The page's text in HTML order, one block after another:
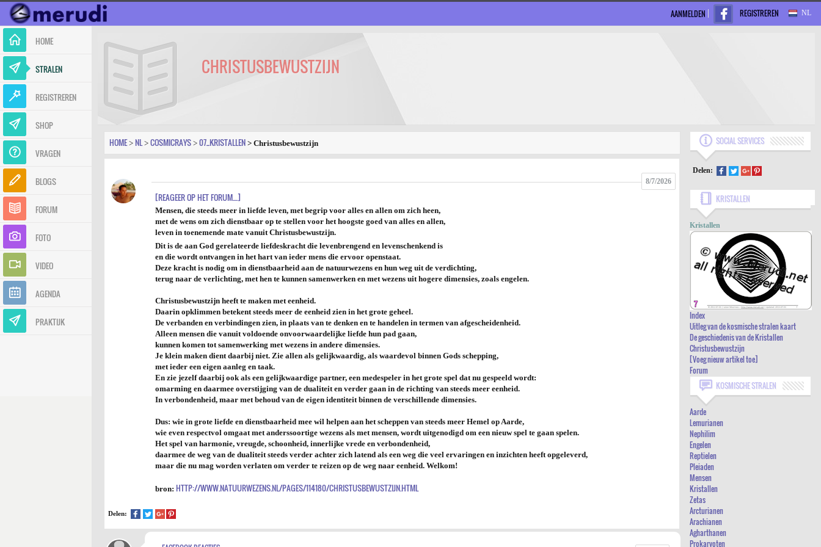
HOME
STRALEN
REGISTREREN
SHOP
VRAGEN
BLOGS
FORUM
FOTO
VIDEO
AGENDA
PRAKTIJK
AANMELDEN REGISTREREN NL
CHRISTUSBEWUSTZIJN
HOME > NL > COSMICRAYS > 07_KRISTALLEN > Christusbewustzijn
8/7/2026
[REAGEER OP HET FORUM....]
Mensen, die steeds meer in liefde leven, met begrip voor alles en allen om zich heen,
met de wens om zich dienstbaar op te stellen voor het hoogste goed van alles en allen,
leven in toenemende mate vanuit Christusbewustzijn.
Dit is de aan God gerelateerde liefdeskracht die levenbrengend en levenschenkend is
en die wordt ontvangen in het hart van ieder mens die ervoor openstaat.
Deze kracht is nodig om in dienstbaarheid aan de natuurwezens en hun weg uit de verdichting,
terug naar de verlichting, met hen te kunnen samenwerken en met wezens uit hogere dimensies, zoals engelen.
Christusbewustzijn heeft te maken met eenheid.
Daarin opklimmen betekent steeds meer de eenheid zien in het grote geheel.
De verbanden en verbindingen zien, in plaats van te denken en te handelen in termen van afgescheidenheid.
Alleen mensen die vanuit voldoende onvoorwaardelijke liefde hun pad gaan,
kunnen komen tot samenwerking met wezens in andere dimensies.
Je klein maken dient daarbij niet. Zie allen als gelijkwaardig, als waardevol binnen Gods schepping,
met ieder een eigen aanleg en taak.
En zie jezelf daarbij ook als een gelijkwaardige partner, een medespeler in het grote spel dat nu gespeeld wordt:
omarming en daarmee overstijging van de dualiteit en verder gaan in de richting van steeds meer eenheid.
In verbondenheid, maar met behoud van de eigen identiteit binnen de verschillende dimensies.
Dus: wie in grote liefde en dienstbaarheid mee wil helpen aan het scheppen van steeds meer Hemel op Aarde,
wie even respectvol omgaat met anderssoortige wezens als met mensen, wordt uitgenodigd om een nieuw spel te gaan spelen.
Het spel van harmonie, vreugde, schoonheid, innerlijke vrede en verbondenheid,
daarmee de weg van de dualiteit steeds verder achter zich latend als een weg die veel ervaringen en inzichten heeft opgeleverd,
maar die nu mag worden verlaten om verder te reizen op de weg naar eenheid. Welkom!
bron: HTTP://WWW.NATUURWEZENS.NL/PAGES/114180/CHRISTUSBEWUSTZIJN.HTML
Delen:
SOCIAL SERVICES
Delen:
KRISTALLEN
UITLEG VAN DE KOSMISCHE STRALEN
KAART
DE GESCHIEDENIS VAN DE KRISTALLEN
CHRISTUSBEWUSTZIJN
[VOEG NIEUW ARTIKEL TOE]
FORUM
Kristallen
Index
Uitleg van de kosmische stralen kaart
De geschiedenis van de Kristallen
Christusbewustzijn
[Voeg nieuw artikel toe]
Forum
KOSMISCHE STRALEN
Aarde
Lemurianen
Nephilim
Engelen
Reptielen
Pleiaden
Mensen
Kristallen
Zetas
Arcturianen
Arachianen
Agharthanen
Prokaryoten